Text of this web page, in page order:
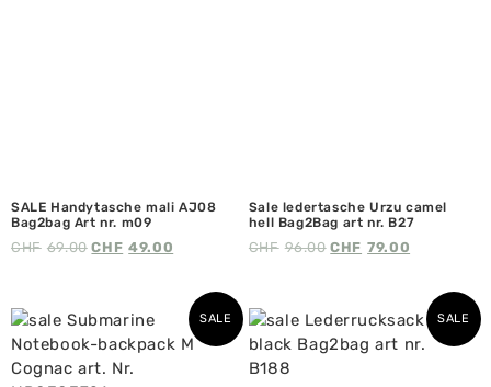
SALE Handytasche mali AJ08
Bag2bag Art nr. m09
CHF 69.00 CHF 49.00
Sale ledertasche Urzu camel
hell Bag2Bag art nr. B27
CHF 96.00 CHF 79.00
SALE SALE